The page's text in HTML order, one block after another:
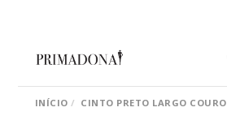
INÍCIO CINTO PRETO LARGO COURO